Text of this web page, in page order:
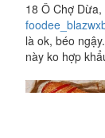
18 Ô Chợ
là ok, béo
này ko hợp